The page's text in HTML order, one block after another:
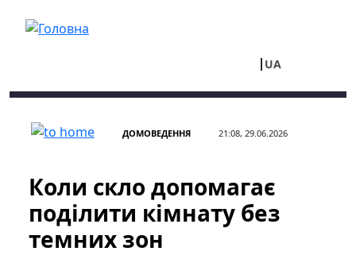
UA
ДОМОВЕДЕННЯ 21:08, 29.06.2026
Коли скло допомагає
поділити кімнату без
темних зон